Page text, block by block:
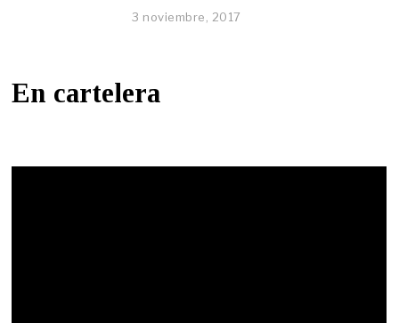
3 noviembre, 2017
En cartelera